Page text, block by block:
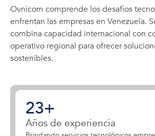
Ovnicom comprende los desafíos
enfrentan las empresas en Venezuela.
combina capacidad internacional con
operativo regional para ofrecer
sostenibles.
Años de experiencia
23+